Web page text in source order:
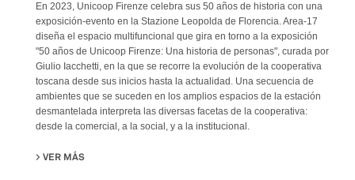
En 2023, Unicoop Firenze celebra sus 50 años de historia con una
exposición-evento en la Stazione Leopolda de Florencia. Area-17
diseña el espacio multifuncional que gira en torno a la exposición
"50 años de Unicoop Firenze: Una historia de personas", curada por
Giulio Iacchetti, en la que se recorre la evolución de la cooperativa
toscana desde sus inicios hasta la actualidad. Una secuencia de
ambientes que se suceden en los amplios espacios de la estación
desmantelada interpreta las diversas facetas de la cooperativa:
desde la comercial, a la social, y a la institucional.
VER MÁS